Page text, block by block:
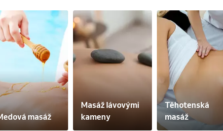
masáž
Masáž lávovými
kameny
Těhotenská
masáž